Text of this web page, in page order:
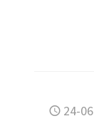
24-